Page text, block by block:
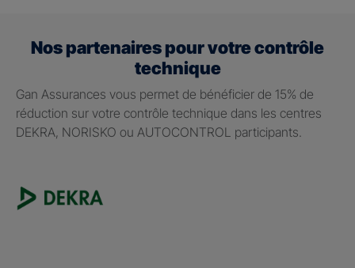
Nos partenaires pour votre contrôle
technique
Gan Assurances vous permet de bénéficier de 15% de
réduction sur votre contrôle technique dans les centres
DEKRA, NORISKO ou AUTOCONTROL participants.